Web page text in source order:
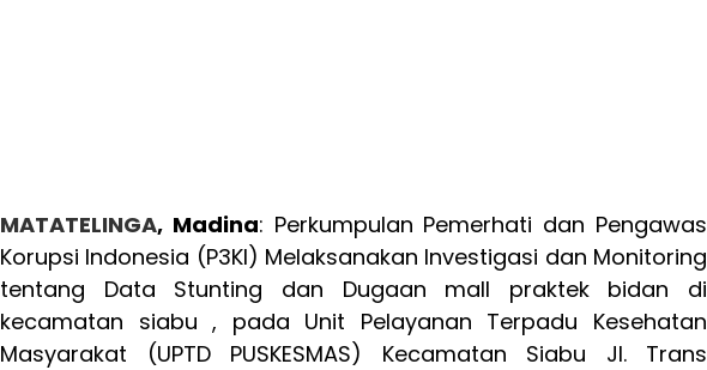
MATATELINGA, Madina: Perkumpulan Pemerhati dan Pengawas
Korupsi Indonesia (P3KI) Melaksanakan Investigasi dan Monitoring
tentang Data Stunting dan Dugaan mall praktek bidan di
kecamatan siabu , pada Unit Pelayanan Terpadu Kesehatan
Masyarakat (UPTD PUSKESMAS) Kecamatan Siabu Jl. Trans